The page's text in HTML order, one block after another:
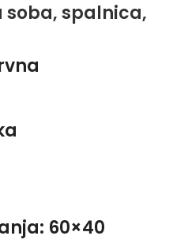
soba, spalnica,
60×40